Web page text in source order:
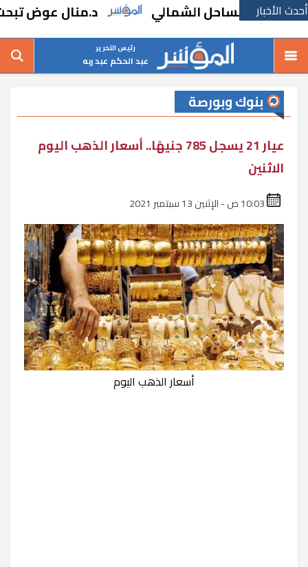
أحدث الأخبارالشمالي د.منال عوض تبحث
رئيس التحرير
عبد الحكم عبد ربه
بنوك وبورصة
عيار 21 يسجل 785 جنيهًا.. أسعار الذهب اليوم
الاثنين
أسعار الذهب اليوم